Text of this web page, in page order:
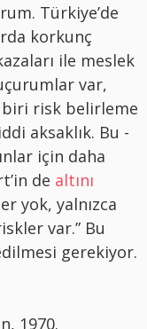
Türkiye’de
korkunç
ile meslek
var,
risk belirleme
aksaklık. Bu -
için daha
de altını
yok, yalnızca
var.” Bu
gerekiyor.
1970.